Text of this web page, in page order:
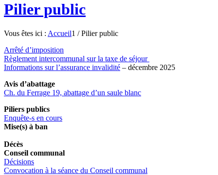
Pilier public
Vous êtes ici : Accueil1 / Pilier public
Arrêté d’imposition
Règlement intercommunal sur la taxe de séjour
Informations sur l’assurance invalidité – décembre 2025
Avis d’abattage
Ch. du Ferrage 19, abattage d’un saule blanc
Piliers publics
Enquête-s en cours
Mise(s) à ban
Décès
Conseil communal
Décisions
Convocation à la séance du Conseil communal